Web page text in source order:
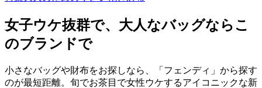
女子ウケ抜群で、大人なバッグならこ
のブランドで
小さなバッグや財布をお探しなら、「フェンディ」から探す
のが最短距離。旬でお茶目で女性ウケするアイコニックな新